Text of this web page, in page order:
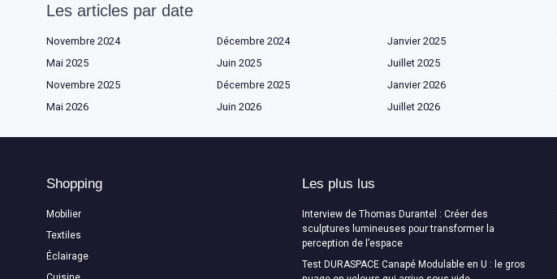
Les articles par date
Novembre 2024 Décembre 2024 Janvier 2025
Mai 2025
Juin 2025 Juillet 2025
Novembre 2025
Décembre 2025 Janvier 2026
Mai 2026
Juin 2026 Juillet 2026
Shopping
Mobilier
Textiles
Éclairage
Les plus lus
Interview de Thomas Durantel : Créer des
sculptures lumineuses pour transformer la
perception de l’espace
Test DURASPACE Canapé Modulable en U : le gros